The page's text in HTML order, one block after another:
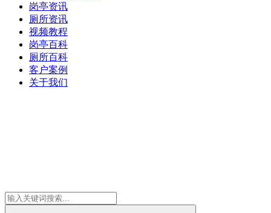
岗亭资讯
厕所资讯
视频教程
岗亭百科
厕所百科
客户案例
关于我们